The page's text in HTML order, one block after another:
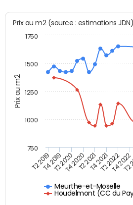
Prix au m2
Prix au m2 (source : estimations JDN)
Meurthe-et-Moselle
Houdelmont (CC du
T2 2019T4 2019T2 2020T4 2020T2 2021T4 2021T2 2022T4 2022
750
1000
1250
1500
1750